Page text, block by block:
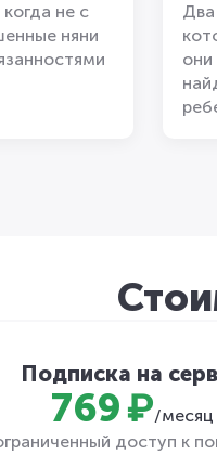
не с
няни
Два
Подписка на
769 ₽/месяц
доступ к